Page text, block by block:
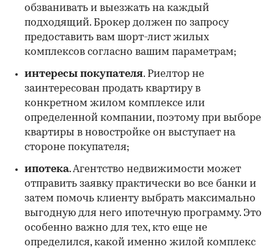
обзванивать и выезжать на каждый
подходящий. Брокер должен по запросу
предоставить вам шорт-лист жилых
комплексов согласно вашим параметрам;
интересы покупателя. Риелтор не
заинтересован продать квартиру в
конкретном жилом комплексе или
определенной компании, поэтому при выборе
квартиры в новостройке он выступает на
стороне покупателя;
ипотека. Агентство недвижимости может
отправить заявку практически во все банки и
затем помочь клиенту выбрать максимально
выгодную для него ипотечную программу. Это
особенно важно для тех, кто еще не
определился, какой именно жилой комплекс